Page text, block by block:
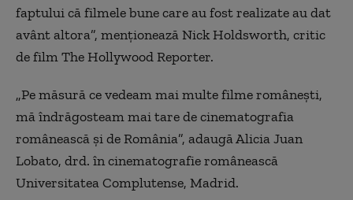
faptului că filmele bune care au fost realizate au dat
avânt altora”, menționează Nick Holdsworth, critic
de film The Hollywood Reporter.
„Pe măsură ce vedeam mai multe filme românești,
mă îndrăgosteam mai tare de cinematografia
românească și de România”, adaugă Alicia Juan
Lobato, drd. în cinematografie românească
Universitatea Complutense, Madrid.